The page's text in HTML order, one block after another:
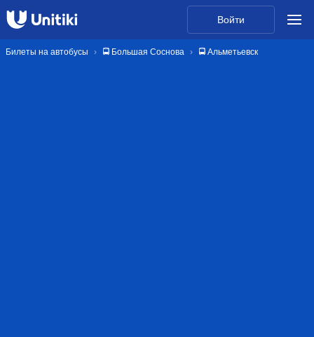
Войти
Билеты на автобусы 🚍 Большая Соснова 🚍 Альметьевск